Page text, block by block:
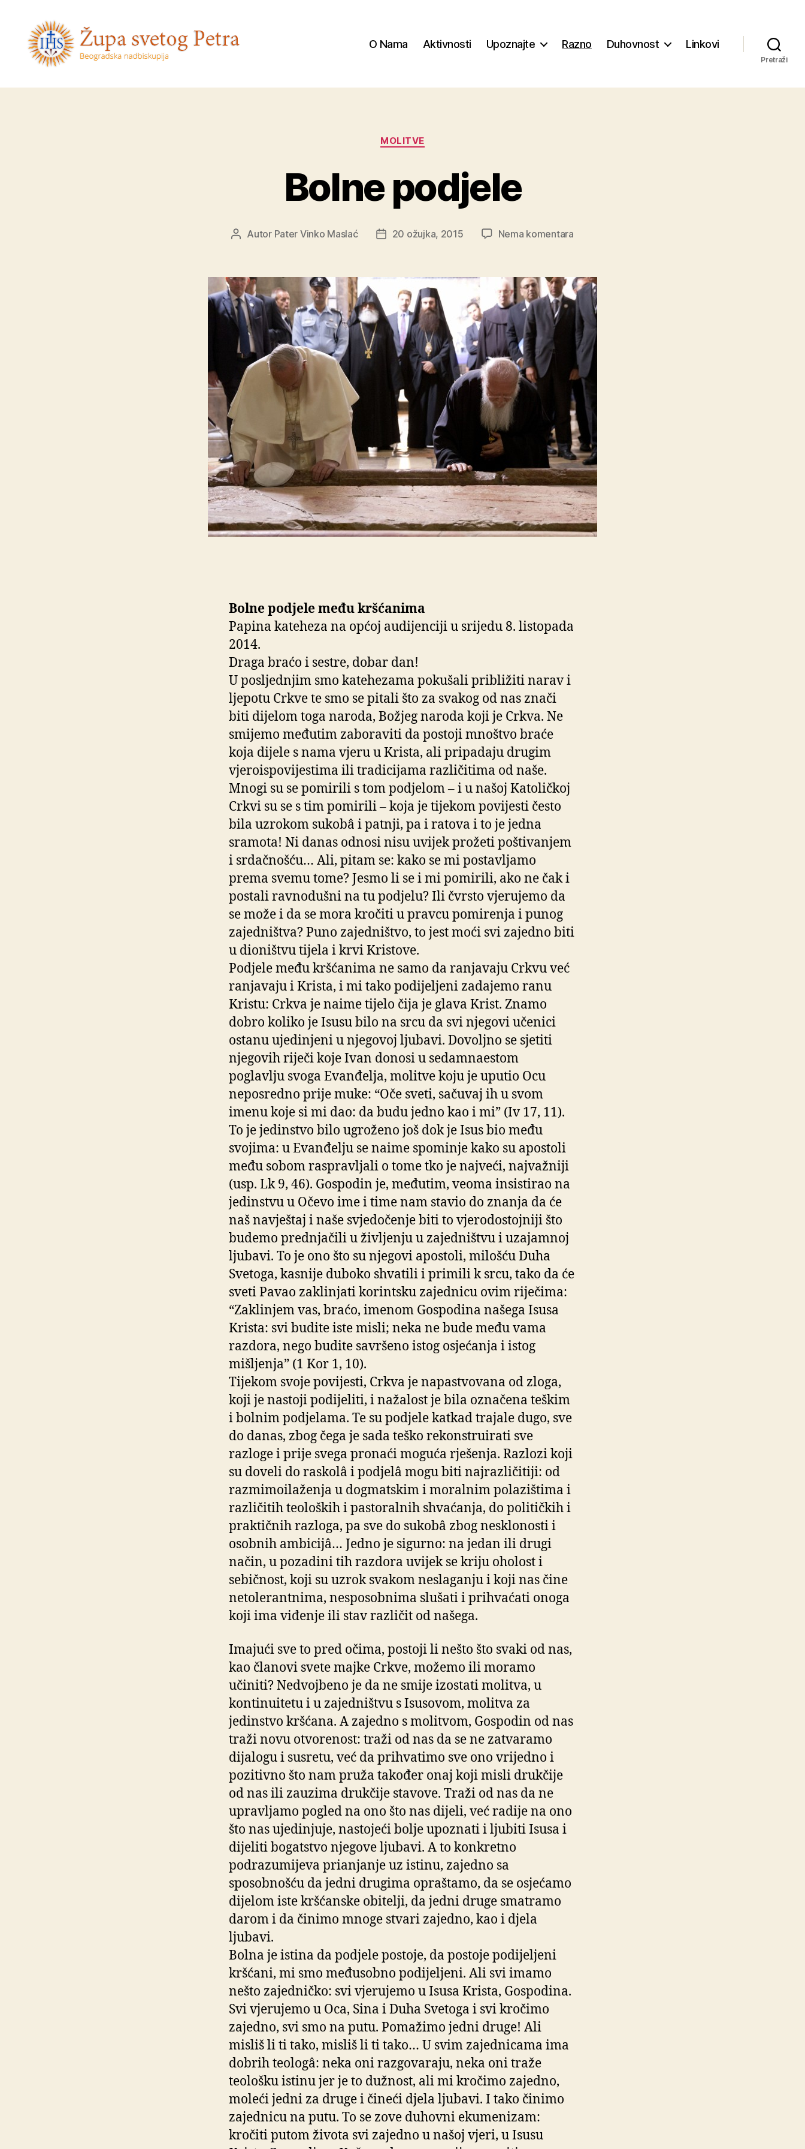
Sveti
O Nama Aktivnosti Upoznajte Razno Duhovnost Linkovi
Pretraži
Kategorije
MOLITVE
Bolne podjele
AutorAutor Pater Vinko Maslać
Datum
20 ožujka, 2015 Nema komentarana
Bolne podjele među kršćanima
Papina kateheza na općoj audijenciji u srijedu 8. listopada
2014.
Draga braćo i sestre, dobar dan!
U posljednjim smo katehezama pokušali približiti narav i
ljepotu Crkve te smo se pitali što za svakog od nas znači
biti dijelom toga naroda, Božjeg naroda koji je Crkva. Ne
smijemo međutim zaboraviti da postoji mnoštvo braće
koja dijele s nama vjeru u Krista, ali pripadaju drugim
vjeroispovijestima ili tradicijama različitima od naše.
Mnogi su se pomirili s tom podjelom – i u našoj Katoličkoj
Crkvi su se s tim pomirili – koja je tijekom povijesti često
bila uzrokom sukobâ i patnji, pa i ratova i to je jedna
sramota! Ni danas odnosi nisu uvijek prožeti poštivanjem
i srdačnošću… Ali, pitam se: kako se mi postavljamo
prema svemu tome? Jesmo li se i mi pomirili, ako ne čak i
postali ravnodušni na tu podjelu? Ili čvrsto vjerujemo da
se može i da se mora kročiti u pravcu pomirenja i punog
zajedništva? Puno zajedništvo, to jest moći svi zajedno biti
u dioništvu tijela i krvi Kristove.
Podjele među kršćanima ne samo da ranjavaju Crkvu već
ranjavaju i Krista, i mi tako podijeljeni zadajemo ranu
Kristu: Crkva je naime tijelo čija je glava Krist. Znamo
dobro koliko je Isusu bilo na srcu da svi njegovi učenici
ostanu ujedinjeni u njegovoj ljubavi. Dovoljno se sjetiti
njegovih riječi koje Ivan donosi u sedamnaestom
poglavlju svoga Evanđelja, molitve koju je uputio Ocu
neposredno prije muke: “Oče sveti, sačuvaj ih u svom
imenu koje si mi dao: da budu jedno kao i mi” (Iv 17, 11).
To je jedinstvo bilo ugroženo još dok je Isus bio među
svojima: u Evanđelju se naime spominje kako su apostoli
među sobom raspravljali o tome tko je najveći, najvažniji
(usp. Lk 9, 46). Gospodin je, međutim, veoma insistirao na
jedinstvu u Očevo ime i time nam stavio do znanja da će
naš navještaj i naše svjedočenje biti to vjerodostojniji što
budemo prednjačili u življenju u zajedništvu i uzajamnoj
ljubavi. To je ono što su njegovi apostoli, milošću Duha
Svetoga, kasnije duboko shvatili i primili k srcu, tako da će
sveti Pavao zaklinjati korintsku zajednicu ovim riječima:
“Zaklinjem vas, braćo, imenom Gospodina našega Isusa
Krista: svi budite iste misli; neka ne bude među vama
razdora, nego budite savršeno istog osjećanja i istog
mišljenja” (1 Kor 1, 10).
Tijekom svoje povijesti, Crkva je napastvovana od zloga,
koji je nastoji podijeliti, i nažalost je bila označena teškim
i bolnim podjelama. Te su podjele katkad trajale dugo, sve
do danas, zbog čega je sada teško rekonstruirati sve
razloge i prije svega pronaći moguća rješenja. Razlozi koji
su doveli do raskolâ i podjelâ mogu biti najrazličitiji: od
razmimoilaženja u dogmatskim i moralnim polazištima i
različitih teoloških i pastoralnih shvaćanja, do političkih i
praktičnih razloga, pa sve do sukobâ zbog nesklonosti i
osobnih ambicijâ… Jedno je sigurno: na jedan ili drugi
način, u pozadini tih razdora uvijek se kriju oholost i
sebičnost, koji su uzrok svakom neslaganju i koji nas čine
netolerantnima, nesposobnima slušati i prihvaćati onoga
koji ima viđenje ili stav različit od našega.
Imajući sve to pred očima, postoji li nešto što svaki od nas,
kao članovi svete majke Crkve, možemo ili moramo
učiniti? Nedvojbeno je da ne smije izostati molitva, u
kontinuitetu i u zajedništvu s Isusovom, molitva za
jedinstvo kršćana. A zajedno s molitvom, Gospodin od nas
traži novu otvorenost: traži od nas da se ne zatvaramo
dijalogu i susretu, već da prihvatimo sve ono vrijedno i
pozitivno što nam pruža također onaj koji misli drukčije
od nas ili zauzima drukčije stavove. Traži od nas da ne
upravljamo pogled na ono što nas dijeli, već radije na ono
što nas ujedinjuje, nastojeći bolje upoznati i ljubiti Isusa i
dijeliti bogatstvo njegove ljubavi. A to konkretno
podrazumijeva prianjanje uz istinu, zajedno sa
sposobnošću da jedni drugima opraštamo, da se osjećamo
dijelom iste kršćanske obitelji, da jedni druge smatramo
darom i da činimo mnoge stvari zajedno, kao i djela
ljubavi.
Bolna je istina da podjele postoje, da postoje podijeljeni
kršćani, mi smo međusobno podijeljeni. Ali svi imamo
nešto zajedničko: svi vjerujemo u Isusa Krista, Gospodina.
Svi vjerujemo u Oca, Sina i Duha Svetoga i svi kročimo
zajedno, svi smo na putu. Pomažimo jedni druge! Ali
misliš li ti tako, misliš li ti tako… U svim zajednicama ima
dobrih teologâ: neka oni razgovaraju, neka oni traže
teološku istinu jer je to dužnost, ali mi kročimo zajedno,
moleći jedni za druge i čineći djela ljubavi. I tako činimo
zajednicu na putu. To se zove duhovni ekumenizam:
kročiti putom života svi zajedno u našoj vjeri, u Isusu